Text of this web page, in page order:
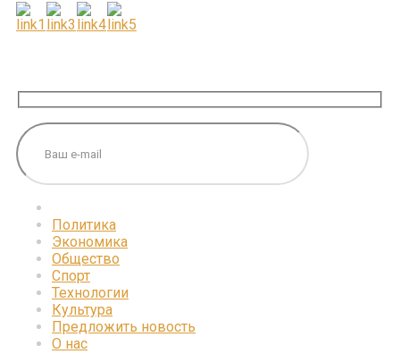
Политика
Экономика
Общество
Спорт
Технологии
Культура
Предложить новость
О нас